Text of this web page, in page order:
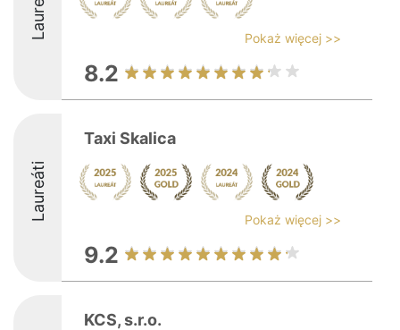
Pokaż więcej >>
8.2
Laureáti
Taxi Skalica
Pokaż więcej >>
9.2
KCS, s.r.o.